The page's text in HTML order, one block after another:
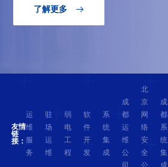
了解更多 
友情
链
接：
运
维
服
务
驻
场
运
维
弱
电
工
程
软
件
开
发
系
统
集
成
成
都
运
维
公
司
北
京
网
络
安
全
公
成
都
系
统
集
成